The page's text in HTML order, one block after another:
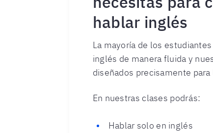
hablar inglés
La mayoría de los
inglés de manera fluida y
diseñados precisamente para
En nuestras clases podrás:
Hablar solo en inglés